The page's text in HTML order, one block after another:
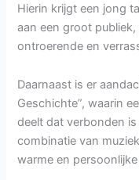
Hierin krijgt een jong
aan een groot
ontroerende en
Daarnaast is er
Geschichte”, waarin
deelt dat verbonden
combinatie van
warme en